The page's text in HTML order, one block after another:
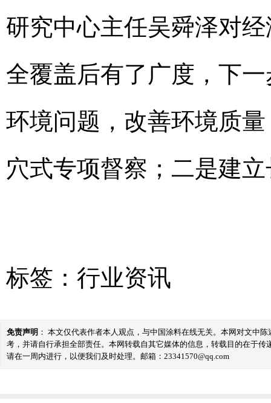
研究中心主任吴舜泽对
全覆盖后有了广度，下
环境问题，改善环境质
穴式专项督察；二是建
标签： 行业资讯
免责声明 ： 本文仅代表作者本人观点，与中国涂料在线无关。本网对文中
考，并请自行承担全部责任。本网转载自其它媒体的信息，转载目的在于
请在一周内进行，以便我们及时处理。邮箱：23341570@qq.com